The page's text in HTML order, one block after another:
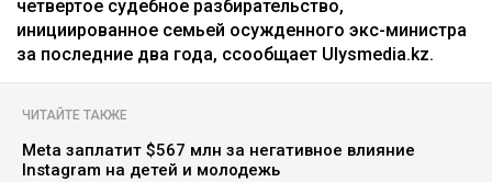
четвертое судебное разбирательство,
инициированное семьей осужденного экс-министра
за последние два года, ссообщает Ulysmedia.kz.
ЧИТАЙТЕ ТАКЖЕ
Meta заплатит $567 млн за негативное влияние
Instagram на детей и молодежь